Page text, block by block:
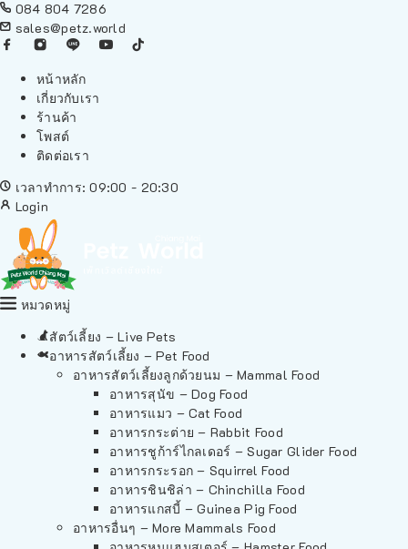
084 804 7286
sales@petz.world
หน้าหลัก
เกี่ยวกับเรา
ร้านค้า
โพสต์
ติดต่อเรา
เวลาทำการ: 09:00 - 20:30
Login
หมวดหมู่
สัตว์เลี้ยง – Live Pets
อาหารสัตว์เลี้ยง – Pet Food
อาหารสัตว์เลี้ยงลูกด้วยนม – Mammal Food
อาหารสุนัข – Dog Food
อาหารแมว – Cat Food
อาหารกระต่าย – Rabbit Food
อาหารชูก้าร์ไกลเดอร์ – Sugar Glider Food
อาหารกระรอก – Squirrel Food
อาหารชินชิล่า – Chinchilla Food
อาหารแกสบี้ – Guinea Pig Food
อาหารอื่นๆ – More Mammals Food